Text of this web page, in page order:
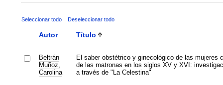
Seleccionar todo Deseleccionar todo
Autor Título
Beltrán
Muñoz,
Carolina
El saber obstétrico y ginecológico de las mujeres
de las matronas en los siglos XV y XVI:
a través de "La Celestina"